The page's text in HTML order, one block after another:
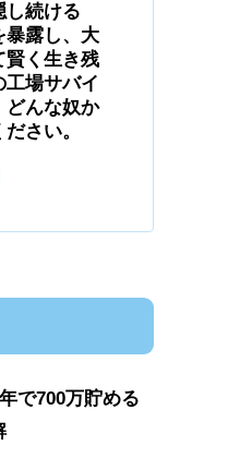
し続ける
暴露し、大
賢く生き残
工場サバイ
どんな奴か
さい。
で700万貯める